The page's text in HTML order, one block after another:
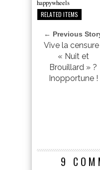
happywheels
RELATED ITEMS
← Previous
Vive la censure
« Nuit et
Brouillard » ?
Inopportune !
9